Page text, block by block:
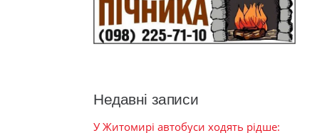
Недавні записи
У Житомирі автобуси ходять рідше: